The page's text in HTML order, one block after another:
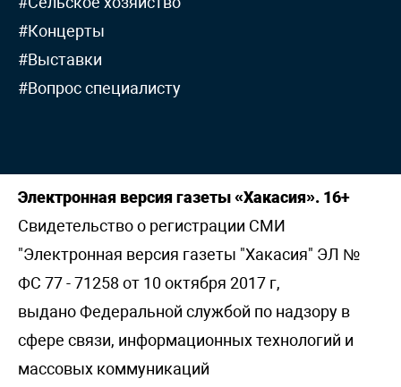
#Концерты
#Выставки
#Вопрос специалисту
Электронная версия газеты «Хакасия». 16+
Свидетельство о регистрации СМИ
"Электронная версия газеты "Хакасия" ЭЛ №
ФС 77 - 71258 от 10 октября 2017 г,
выдано Федеральной службой по надзору в
сфере связи, информационных технологий и
массовых коммуникаций